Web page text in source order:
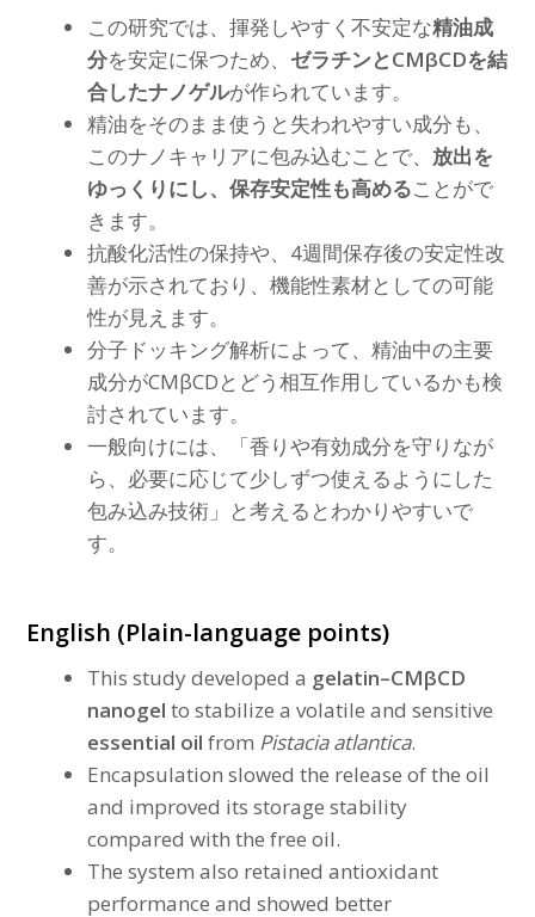
この研究では、揮発しやすく不安定な精油成
分を安定に保つため、 ゼラチンとCMβCDを結
合したナノゲルが作られています。
精油をそのまま使うと失われやすい成分も、
このナノキャリアに包み込むことで、 放出を
ゆっくりにし、保存安定性も高めることがで
きます。
抗酸化活性の保持や、4週間保存後の安定性改
善が示されており、機能性素材としての可能
性が見えます。
分子ドッキング解析によって、精油中の主要
成分がCMβCDとどう相互作用しているかも検
討されています。
一般向けには、「香りや有効成分を守りなが
ら、必要に応じて少しずつ使えるようにした
包み込み技術」と考えるとわかりやすいで
す。
English (Plain-language points)
This study developed a gelatin–CMβCD
nanogel to stabilize a volatile and sensitive
essential oil from Pistacia atlantica.
Encapsulation slowed the release of the oil
and improved its storage stability
compared with the free oil.
The system also retained antioxidant
performance and showed better